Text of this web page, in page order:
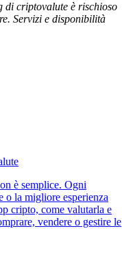
di criptovalute è rischioso
Servizi e disponibilità
è semplice. Ogni
o la migliore esperienza
cripto, come valutarla e
vendere o gestire le